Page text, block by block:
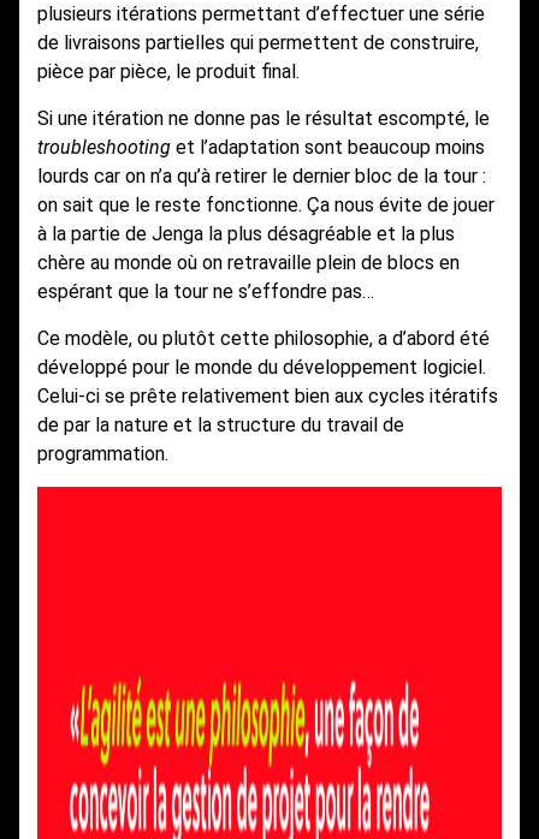
plusieurs itérations permettant d’effectuer une série
de livraisons partielles qui permettent de construire,
pièce par pièce, le produit final.
Si une itération ne donne pas le résultat escompté, le
troubleshooting et l’adaptation sont beaucoup moins
lourds car on n’a qu’à retirer le dernier bloc de la tour :
on sait que le reste fonctionne. Ça nous évite de jouer
à la partie de Jenga la plus désagréable et la plus
chère au monde où on retravaille plein de blocs en
espérant que la tour ne s’effondre pas…
Ce modèle, ou plutôt cette philosophie, a d’abord été
développé pour le monde du développement logiciel.
Celui-ci se prête relativement bien aux cycles itératifs
de par la nature et la structure du travail de
programmation.